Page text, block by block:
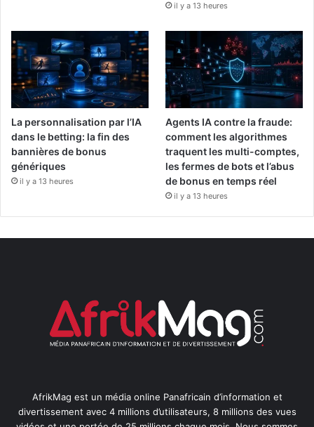
il y a 13 heures
La personnalisation par l’IA
dans le betting: la fin des
bannières de bonus
génériques
il y a 13 heures
Agents IA contre la fraude:
comment les algorithmes
traquent les multi-comptes,
les fermes de bots et l’abus
de bonus en temps réel
il y a 13 heures
AfrikMag est un média online Panafricain d’information et
divertissement avec 4 millions d’utilisateurs, 8 millions des vues